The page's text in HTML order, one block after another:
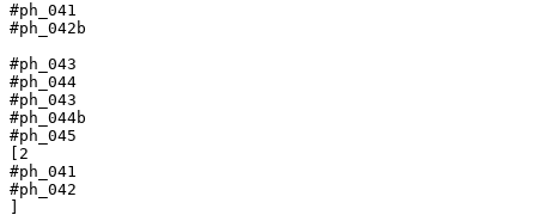
#ph_041
#ph_042b
#ph_043
#ph_044
#ph_043
#ph_044b
#ph_045
[2
#ph_041
#ph_042